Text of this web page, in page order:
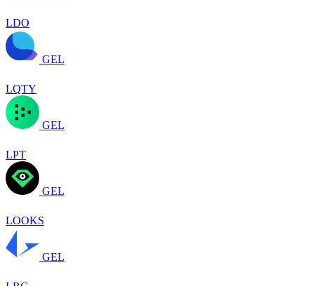
LDO
GEL
LQTY
GEL
LPT
GEL
LOOKS
GEL